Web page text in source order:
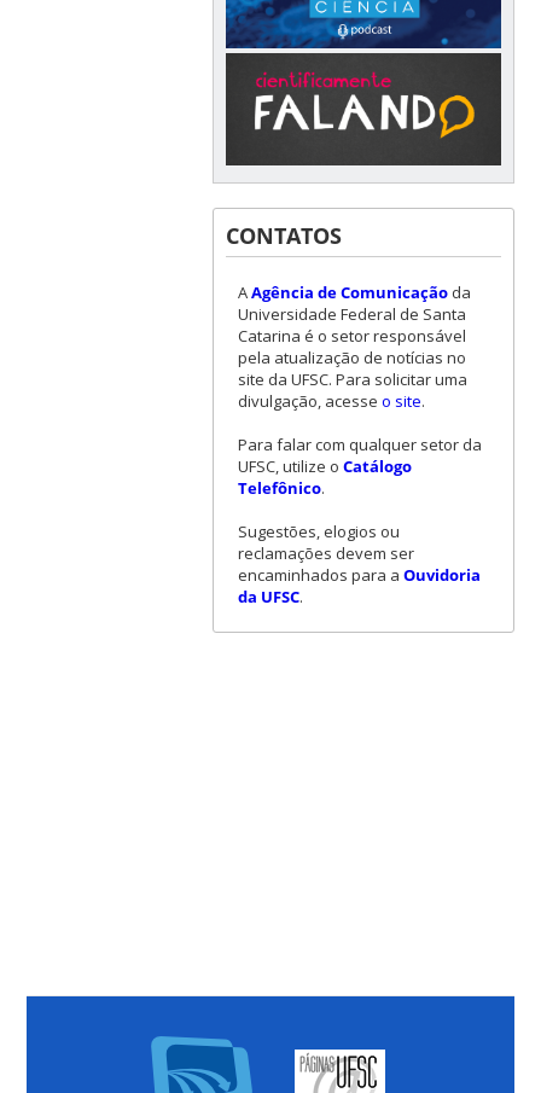
CONTATOS
AAgência de Comunicaçãoda
Universidade Federal de Santa
Catarina é o setor responsável
pela atualização de notícias no
site da UFSC. Para solicitar uma
divulgação, acesse o site.
Para falar com qualquer setor da
UFSC, utilize o Catálogo
Telefônico.
Sugestões, elogios ou
reclamações devem ser
encaminhados para a Ouvidoria
da UFSC.